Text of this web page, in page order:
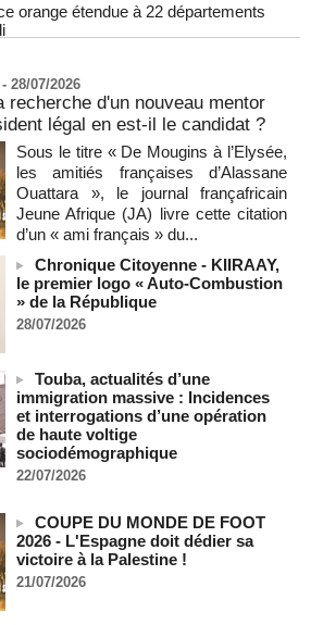
son fils
font cinq morts en Ukraine et en
Ormuz que les Etats-Unis acceptent
directe » en cours avec les
de personnes évacuées avant
Rassemblement national écroué pour
son ex-compagne
– Boubacar Boris Diop : « Dans le
décidées à semer le chaos »
annoncent que l'Iran a ciblé l'un de
dans le détroit d'Ormuz
- 28/07/2026
recherche d'un nouveau mentor
légal en est-il le candidat ?
Sous le titre « De Mougins à l’Elysée,
les amitiés françaises d’Alassane
Ouattara », le journal françafricain
Jeune Afrique (JA) livre cette citation
d’un « ami français » du...
Chronique Citoyenne - KIIRAAY,
le premier logo « Auto-Combustion
» de la République
28/07/2026
Touba, actualités d’une
immigration massive : Incidences
et interrogations d’une opération
de haute voltige
sociodémographique
22/07/2026
COUPE DU MONDE DE FOOT
2026 - L'Espagne doit dédier sa
victoire à la Palestine !
21/07/2026